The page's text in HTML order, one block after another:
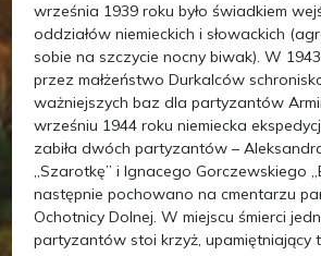
września 1939 roku było świadkiem
oddziałów niemieckich i słowackich
sobie na szczycie nocny biwak). W
przez małżeństwo Durkalców
ważniejszych baz dla partyzantów
wrześniu 1944 roku niemiecka
zabiła dwóch partyzantów –
„Szarotkę” i Ignacego Gorczewskiego
następnie pochowano na cmentarzu
Ochotnicy Dolnej. W miejscu śmierci
partyzantów stoi krzyż, upamiętniający